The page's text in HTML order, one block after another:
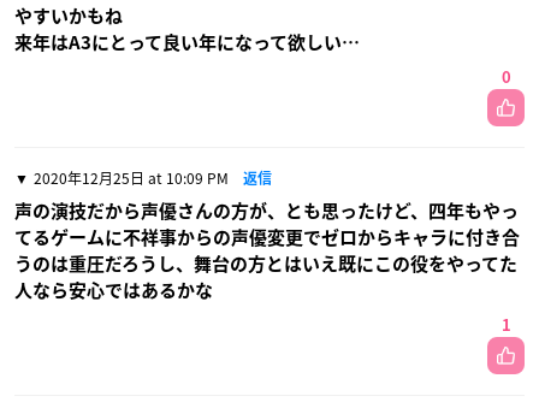
やすいかもね
来年はA3にとって良い年になって欲しい…
0
2020年12月25日 at 10:09 PM 返信
声の演技だから声優さんの方が、とも思ったけど、四年もやっ
てるゲームに不祥事からの声優変更でゼロからキャラに付き合
うのは重圧だろうし、舞台の方とはいえ既にこの役をやってた
人なら安心ではあるかな
1